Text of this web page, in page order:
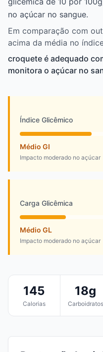
no açúcar no sangue.
Em comparação com
acima da média no
croquete é adequado
monitora o açúcar no
Índice Glicêmico
Médio GI
Impacto moderado no açúcar
Carga Glicêmica
Médio GL
Impacto moderado no açúcar
145
Calorias
18g
Carboidratos